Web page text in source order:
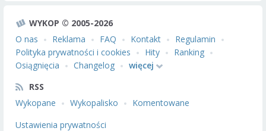
WYKOP © 2005-2026
O nas
Reklama FAQ Kontakt
Regulamin
Polityka prywatności i cookies
Hity
Ranking
Osiągnięcia
Changelog
więcej
RSS
Wykopane
Wykopalisko
Komentowane
Ustawienia prywatności